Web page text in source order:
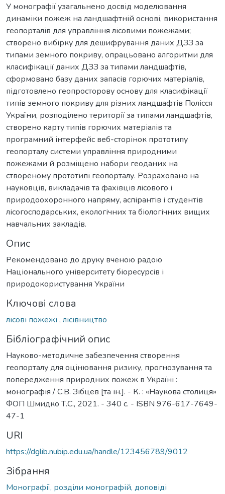
У монографії узагальнено досвід моделювання
динаміки пожеж на ландшафтній основі, використання
геопорталів для управління лісовими пожежами;
створено вибірку для дешифрування даних ДЗЗ за
типами земного покриву, опрацьовано алгоритми для
класифікації даних ДЗЗ за типами ландшафтів,
сформовано базу даних запасів горючих матеріалів,
підготовлено геопросторову основу для класифікації
типів земного покриву для різних ландшафтів Полісся
України, розподілено території за типами ландшафтів,
створено карту типів горючих матеріалів та
програмний інтерфейс веб-сторінок прототипу
геопорталу системи управління природними
пожежами й розміщено набори геоданих на
створеному прототипі геопорталу. Розраховано на
науковців, викладачів та фахівців лісового і
природоохоронного напряму, аспірантів і студентів
лісогосподарських, екологічних та біологічних вищих
навчальних закладів.
Опис
Рекомендовано до друку вченою радою
Національного університету біоресурсів і
природокористування України
Ключові слова
лісові пожежі , лісівництво
Бібліографічний опис
Науково-методичне забезпечення створення
геопорталу для оцінювання ризику, прогнозування та
попередження природних пожеж в Україні :
монографія / С.В. Зібцев [та ін.]. - К. : «Наукова столиця»
ФОП Шмидко Т.С., 2021. - 340 с. - ISBN 976-617-7649-
47-1
URI
https://dglib.nubip.edu.ua/handle/123456789/9012
Зібрання
Монографії, розділи монографій, доповіді